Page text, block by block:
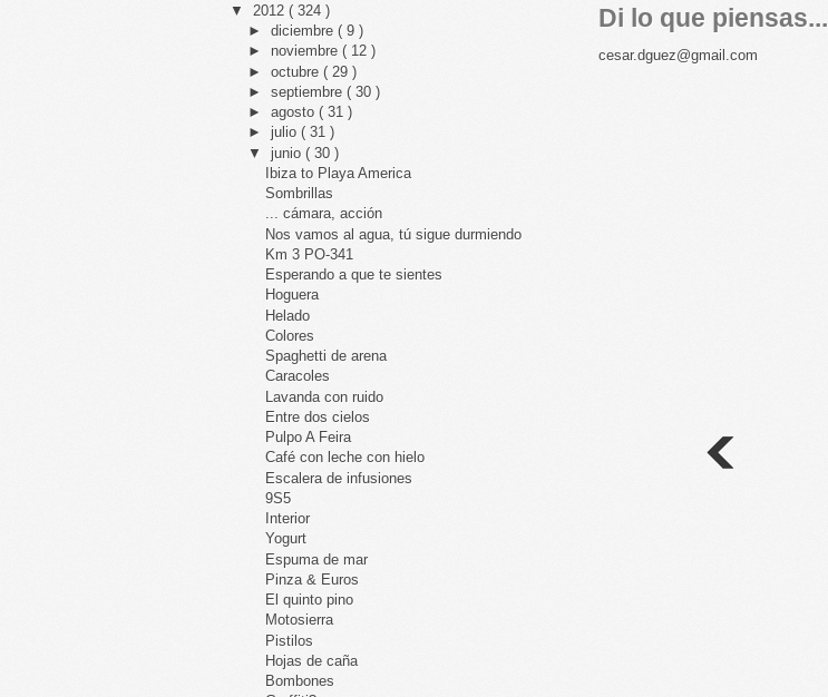
Di lo que piensas...
cesar.dguez@gmail.com
▼ 2012 ( 324 )
► diciembre ( 9 )
► noviembre ( 12 )
► octubre ( 29 )
► septiembre ( 30 )
► agosto ( 31 )
► julio ( 31 )
▼ junio ( 30 )
Ibiza to Playa America
Sombrillas
... cámara, acción
Nos vamos al agua, tú sigue durmiendo
Km 3 PO-341
Esperando a que te sientes
Hoguera
Helado
Colores
Spaghetti de arena
Caracoles
Lavanda con ruido
Entre dos cielos
Pulpo A Feira
Café con leche con hielo
Escalera de infusiones
9S5
Interior
Yogurt
Espuma de mar
Pinza & Euros
El quinto pino
Motosierra
Pistilos
Hojas de caña
Bombones